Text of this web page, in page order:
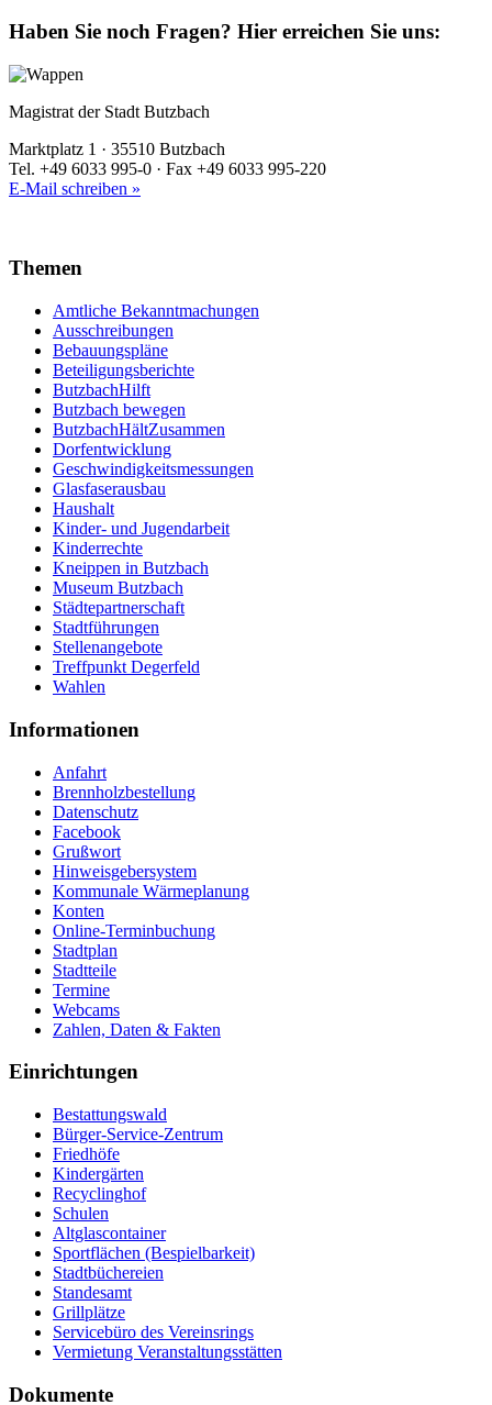
Haben Sie noch Fragen? Hier erreichen Sie uns:
Magistrat der Stadt Butzbach
Marktplatz 1 · 35510 Butzbach
Tel. +49 6033 995-0 · Fax +49 6033 995-220
E-Mail schreiben »
Themen
Amtliche Bekanntmachungen
Ausschreibungen
Bebauungspläne
Beteiligungsberichte
ButzbachHilft
Butzbach bewegen
ButzbachHältZusammen
Dorfentwicklung
Geschwindigkeitsmessungen
Glasfaserausbau
Haushalt
Kinder- und Jugendarbeit
Kinderrechte
Kneippen in Butzbach
Museum Butzbach
Städtepartnerschaft
Stadtführungen
Stellenangebote
Treffpunkt Degerfeld
Wahlen
Informationen
Anfahrt
Brennholzbestellung
Datenschutz
Facebook
Grußwort
Hinweisgebersystem
Kommunale Wärmeplanung
Konten
Online-Terminbuchung
Stadtplan
Stadtteile
Termine
Webcams
Zahlen, Daten & Fakten
Einrichtungen
Bestattungswald
Bürger-Service-Zentrum
Friedhöfe
Kindergärten
Recyclinghof
Schulen
Altglascontainer
Sportflächen (Bespielbarkeit)
Stadtbüchereien
Standesamt
Grillplätze
Servicebüro des Vereinsrings
Vermietung Veranstaltungsstätten
Dokumente